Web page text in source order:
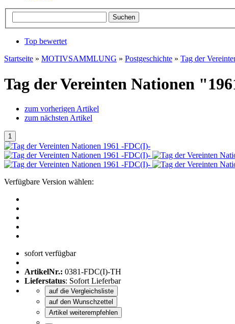
Top bewertet
Startseite » MOTIVSAMMLUNG » Postgeschichte » Tag der
Tag der Vereinten Nationen
zum vorherigen Artikel
zum nächsten Artikel
Verfügbare Version wählen:
sofort verfügbar
ArtikelNr.: 0381-FDC(I)-TH
Lieferstatus: Sofort Lieferbar
auf die Vergleichsliste
auf den Wunschzettel
Artikel weiterempfehlen